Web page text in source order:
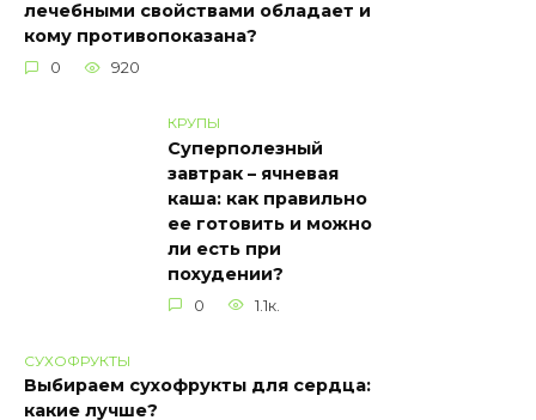
лечебными свойствами обладает и
кому противопоказана?
0 920
КРУПЫ
Суперполезный
завтрак – ячневая
каша: как правильно
ее готовить и можно
ли есть при
похудении?
0 1.1к.
СУХОФРУКТЫ
Выбираем сухофрукты для сердца:
какие лучше?